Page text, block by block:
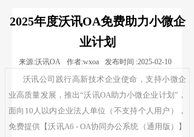
2025年度沃讯OA免费助力小微企
业计划
来源:沃讯OA 作者:wxoa 发布时间 :2025-02-10
沃讯公司践行高新技术企业使命，支持小微企
业高质量发展，推出“沃讯OA助力小微企业计划”，
面向10人以内企业法人单位（不支持个人用户），
免费提供【沃讯A6 - OA协同办公系统（通用版）】